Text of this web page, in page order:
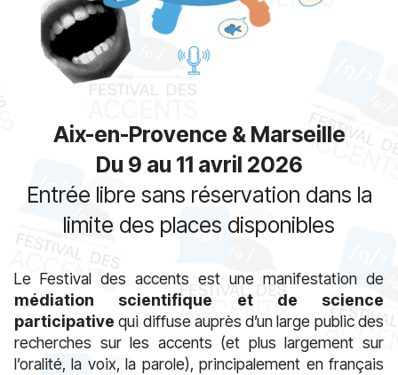
Aix-en-Provence & Marseille
Du 9 au 11 avril 2026
Entrée libre sans réservation dans la
limite des places disponibles
Le Festival des accents est une manifestation de
médiation scientifique et de science
participative qui diffuse auprès d’un large public des
recherches sur les accents (et plus largement sur
l’oralité, la voix, la parole), principalement en français